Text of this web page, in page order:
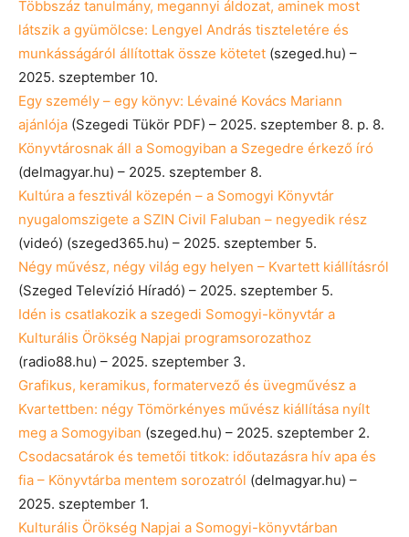
Többszáz tanulmány, megannyi áldozat, aminek most
látszik a gyümölcse: Lengyel András tiszteletére és
munkásságáról állítottak össze kötetet (szeged.hu) –
2025. szeptember 10.
Egy személy – egy könyv: Lévainé Kovács Mariann
ajánlója (Szegedi Tükör PDF) – 2025. szeptember 8. p. 8.
Könyvtárosnak áll a Somogyiban a Szegedre érkező író
(delmagyar.hu) – 2025. szeptember 8.
Kultúra a fesztivál közepén – a Somogyi Könyvtár
nyugalomszigete a SZIN Civil Faluban – negyedik rész
(videó) (szeged365.hu) – 2025. szeptember 5.
Négy művész, négy világ egy helyen – Kvartett kiállításról
(Szeged Televízió Híradó) – 2025. szeptember 5.
Idén is csatlakozik a szegedi Somogyi-könyvtár a
Kulturális Örökség Napjai programsorozathoz
(radio88.hu) – 2025. szeptember 3.
Grafikus, keramikus, formatervező és üvegművész a
Kvartettben: négy Tömörkényes művész kiállítása nyílt
meg a Somogyiban (szeged.hu) – 2025. szeptember 2.
Csodacsatárok és temetői titkok: időutazásra hív apa és
fia – Könyvtárba mentem sorozatról (delmagyar.hu) –
2025. szeptember 1.
Kulturális Örökség Napjai a Somogyi-könyvtárban